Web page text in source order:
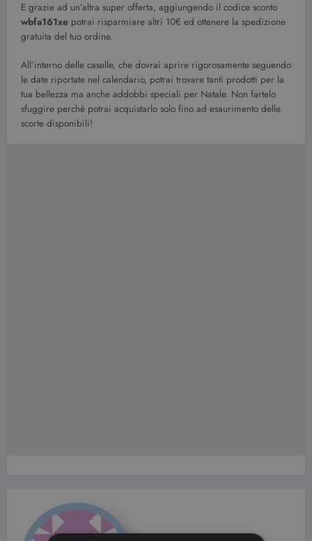
E grazie ad un’altra super offerta, aggiungendo il codice sconto
wbfa161xe potrai risparmiare altri 10€ ed ottenere la spedizione
gratuita del tuo ordine.
All’interno delle caselle, che dovrai aprire rigorosamente seguendo
le date riportate nel calendario, potrai trovare tanti prodotti per la
tua bellezza ma anche addobbi speciali per Natale. Non fartelo
sfuggire perchè potrai acquistarlo solo fino ad esaurimento delle
scorte disponibili!